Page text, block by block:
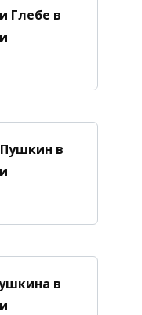
Глебе в
в
в